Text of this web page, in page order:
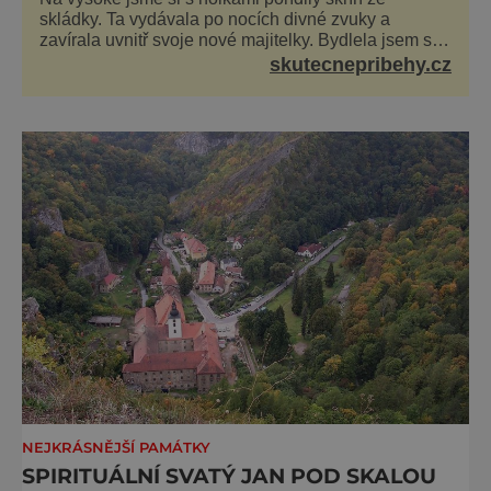
skládky. Ta vydávala po nocích divné zvuky a
zavírala uvnitř svoje nové majitelky. Bydlela jsem se
dvěma kamarádkami a bavilo nás zvelebovat si náš
byt. Skoro denně jsme tahaly domů různé kousky od
skutecnepribehy.cz
NEJKRÁSNĚJŠÍ PAMÁTKY
SPIRITUÁLNÍ SVATÝ JAN POD SKALOU